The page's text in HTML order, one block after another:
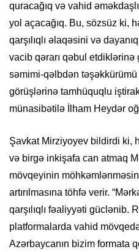
quracağıq və vahid
yol açacağıq. Bu, sözsüz ki,
qarşılıqlı əlaqəsini və
vacib qərarı qəbul etdiklərinə
səmimi-qəlbdən
görüşlərinə tamhüquqlu
münasibətilə İlham Heydər
Şavkat Mirziyoyev bildirdi ki,
və birgə inkişafa can atmaq
mövqeyinin
artırılmasına töhfə verir.
qarşılıqlı fəaliyyəti güclənib.
platformalarda vahid
Azərbaycanın bizim formata